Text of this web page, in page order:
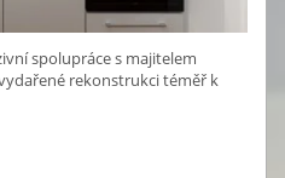
spolupráce s majitelem
rekonstrukci téměř k